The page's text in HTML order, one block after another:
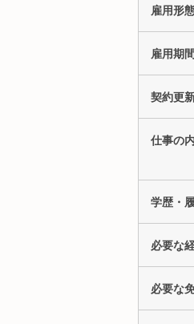
雇用形
雇用期
契約更
仕事の
学歴・
必要な
必要な